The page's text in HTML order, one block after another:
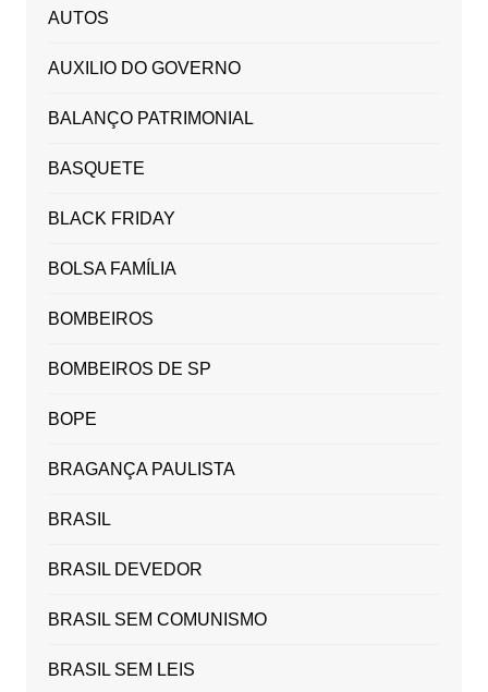
AUTOS
AUXILIO DO GOVERNO
BALANÇO PATRIMONIAL
BASQUETE
BLACK FRIDAY
BOLSA FAMÍLIA
BOMBEIROS
BOMBEIROS DE SP
BOPE
BRAGANÇA PAULISTA
BRASIL
BRASIL DEVEDOR
BRASIL SEM COMUNISMO
BRASIL SEM LEIS